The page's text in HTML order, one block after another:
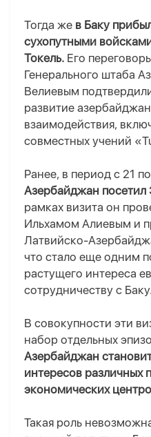
Тогда же в Баку
сухопутными
Токель. Его
Генерального штаба
Велиевым
развитие
взаимодействия,
совместных учений
Ранее, в период с 21
Азербайджан посетил
рамках визита он
Ильхамом Алиевым и
Латвийско-
что стало еще одним
растущего интереса
сотрудничеству с Баку.
В совокупности эти
набор отдельных
Азербайджан
интересов различных
экономических
Такая роль